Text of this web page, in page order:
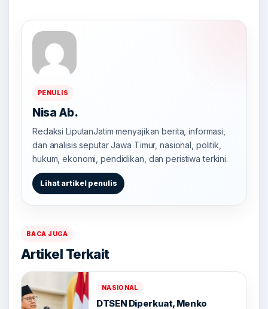
PENULIS
Nisa Ab.
Redaksi LiputanJatim menyajikan berita, informasi,
dan analisis seputar Jawa Timur, nasional, politik,
hukum, ekonomi, pendidikan, dan peristiwa terkini.
Lihat artikel penulis
BACA JUGA
Artikel Terkait
NASIONAL
DTSEN Diperkuat, Menko